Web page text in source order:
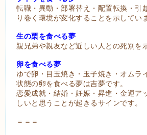
転職・異動・部署替え・配置転換・引
り巻く環境が変化することを示してい
生の栗を食べる夢
親兄弟や親友など近しい人との死別を
卵を食べる夢
ゆで卵・目玉焼き・玉子焼き・オムラ
状態の卵を食べる夢は吉夢です。
恋愛成就・結婚・妊娠・昇進・金運ア
しいと思うことが起きるサインです。
＝＝＝